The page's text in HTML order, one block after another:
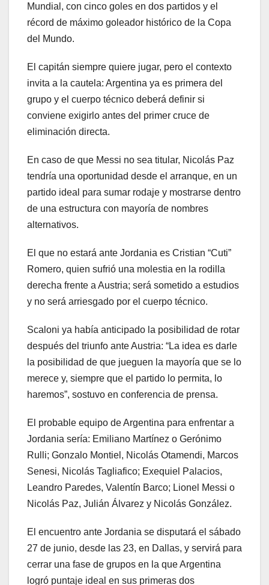
Mundial, con cinco goles en dos partidos y el
récord de máximo goleador histórico de la Copa
del Mundo.
El capitán siempre quiere jugar, pero el contexto
invita a la cautela: Argentina ya es primera del
grupo y el cuerpo técnico deberá definir si
conviene exigirlo antes del primer cruce de
eliminación directa.
En caso de que Messi no sea titular, Nicolás Paz
tendría una oportunidad desde el arranque, en un
partido ideal para sumar rodaje y mostrarse dentro
de una estructura con mayoría de nombres
alternativos.
El que no estará ante Jordania es Cristian “Cuti”
Romero, quien sufrió una molestia en la rodilla
derecha frente a Austria; será sometido a estudios
y no será arriesgado por el cuerpo técnico.
Scaloni ya había anticipado la posibilidad de rotar
después del triunfo ante Austria: “La idea es darle
la posibilidad de que jueguen la mayoría que se lo
merece y, siempre que el partido lo permita, lo
haremos”, sostuvo en conferencia de prensa.
El probable equipo de Argentina para enfrentar a
Jordania sería: Emiliano Martínez o Gerónimo
Rulli; Gonzalo Montiel, Nicolás Otamendi, Marcos
Senesi, Nicolás Tagliafico; Exequiel Palacios,
Leandro Paredes, Valentín Barco; Lionel Messi o
Nicolás Paz, Julián Álvarez y Nicolás González.
El encuentro ante Jordania se disputará el sábado
27 de junio, desde las 23, en Dallas, y servirá para
cerrar una fase de grupos en la que Argentina
logró puntaje ideal en sus primeras dos